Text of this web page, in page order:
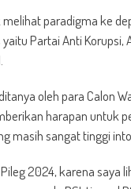
paradigma ke
Partai Anti
oleh para Calon
harapan untuk
masih sangat tinggi
2024, karena saya